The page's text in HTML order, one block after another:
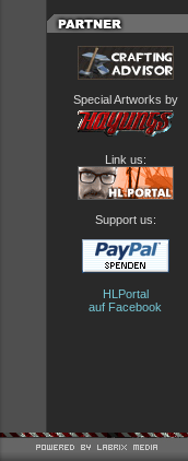
Special Artworks by
Link us:
Support us:
HLPortal
auf Facebook